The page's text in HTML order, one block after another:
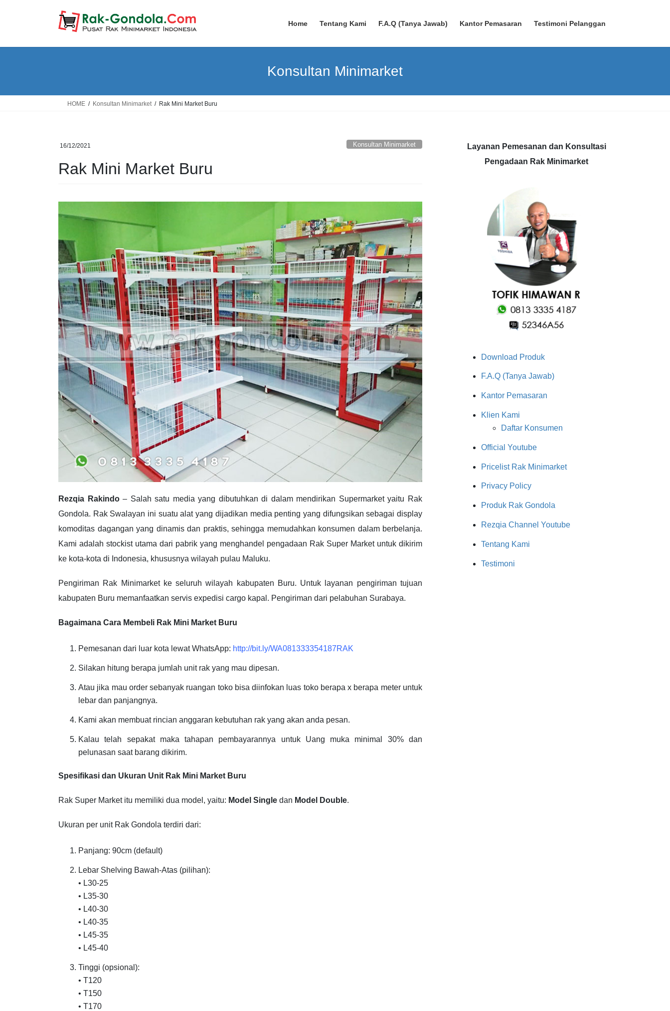
Home Tentang Kami F.A.Q (Tanya Jawab) Kantor Pemasaran Testimoni Pelanggan
Konsultan Minimarket
HOME Konsultan Minimarket Rak Mini Market Buru
16/12/2021 Konsultan Minimarket
Rak Mini Market Buru
Rezqia Rakindo– Salah satu media yang dibutuhkan di dalam mendirikan Supermarket yaitu Rak
Gondola. Rak Swalayan ini suatu alat yang dijadikan media penting yang difungsikan sebagai display
komoditas dagangan yang dinamis dan praktis, sehingga memudahkan konsumen dalam berbelanja.
Kami adalah stockist utama dari pabrik yang menghandel pengadaan Rak Super Market untuk dikirim
ke kota-kota di Indonesia, khususnya wilayah pulau Maluku.
Pengiriman Rak Minimarket ke seluruh wilayah kabupaten Buru. Untuk layanan pengiriman tujuan
kabupaten Buru memanfaatkan servis expedisi cargo kapal. Pengiriman dari pelabuhan Surabaya.
Bagaimana Cara Membeli Rak Mini Market Buru
Pemesanan dari luar kota lewat WhatsApp: http://bit.ly/WA081333354187RAK
Silakan hitung berapa jumlah unit rak yang mau dipesan.
Atau jika mau order sebanyak ruangan toko bisa diinfokan luas toko berapa x berapa meter untuk
lebar dan panjangnya.
Kami akan membuat rincian anggaran kebutuhan rak yang akan anda pesan.
Kalau telah sepakat maka tahapan pembayarannya untuk Uang muka minimal 30% dan
pelunasan saat barang dikirim.
Spesifikasi dan Ukuran Unit Rak Mini Market Buru
Rak Super Market itu memiliki dua model, yaitu: Model Single dan Model Double.
Ukuran per unit Rak Gondola terdiri dari:
Panjang: 90cm (default)
Lebar Shelving Bawah-Atas (pilihan):
• L30-25
• L35-30
• L40-30
• L40-35
• L45-35
• L45-40
Tinggi (opsional):
• T120
• T150
• T170
Layanan Pemesanan dan Konsultasi
Pengadaan Rak Minimarket
Download Produk
F.A.Q (Tanya Jawab)
Kantor Pemasaran
Klien Kami
Daftar Konsumen
Official Youtube
Pricelist Rak Minimarket
Privacy Policy
Produk Rak Gondola
Rezqia Channel Youtube
Tentang Kami
Testimoni